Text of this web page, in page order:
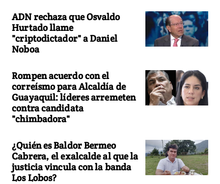
ADN rechaza que Osvaldo
Hurtado llame
"criptodictador" a Daniel
Noboa
Rompen acuerdo con el
correísmo para Alcaldía de
Guayaquil: líderes arremeten
contra candidata
"chimbadora"
¿Quién es Baldor Bermeo
Cabrera, el exalcalde al que la
justicia vincula con la banda
Los Lobos?